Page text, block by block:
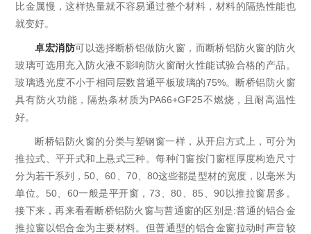
比金属慢，这样热量就不容易通过整个材料，材料的隔热性能也
就变好。
卓宏消防可以选择断桥铝做防火窗，而断桥铝防火窗的防火
玻璃可选用充入防火液不影响防火窗耐火性能试验合格的产品。
玻璃透光度不小于相同层数普通平板玻璃的75%。断桥铝防火窗
具有防火功能，隔热条材质为PA66+GF25不燃烧，且耐高温性
好。
断桥铝防火窗的分类与塑钢窗一样，从开启方式上，可分为
推拉式、平开式和上悬式三种。每种门窗按门窗框厚度构造尺寸
分为若干系列，50、60、70、80这些都是型材的宽度，以毫米为
单位。50、60一般是平开窗，73、80、85、90以推拉窗居多。
接下来，再来看看断桥铝防火窗与普通窗的区别是:普通的铝合金
推拉窗以铝合金为主要材料。但普通型的铝合金窗拉动时声音较